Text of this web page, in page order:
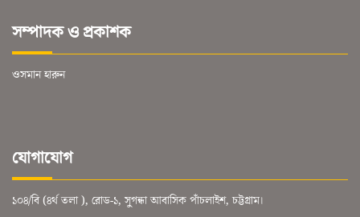
সম্পাদক ও প্রকাশক
ওসমান হারুন
যোগাযোগ
১০৪/বি (৪র্থ তলা ), রোড-১, সুগন্ধা আবাসিক পাঁচলাইশ, চট্টগ্রাম।